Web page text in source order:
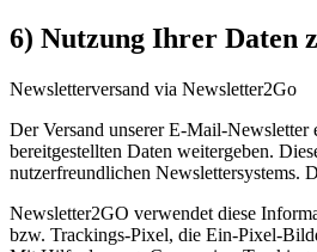
6) Nutzung Ihrer Daten
Newsletterversand via Newsletter2Go
Der Versand unserer E-Mail-
bereitgestellten Daten weitergeben.
nutzerfreundlichen Newslettersystems.
Newsletter2GO verwendet diese
bzw. Trackings-Pixel, die Ein-Pixel-